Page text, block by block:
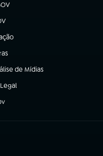
aba)
aba)
aba)
aba)
de Mídias
aba)
aba)